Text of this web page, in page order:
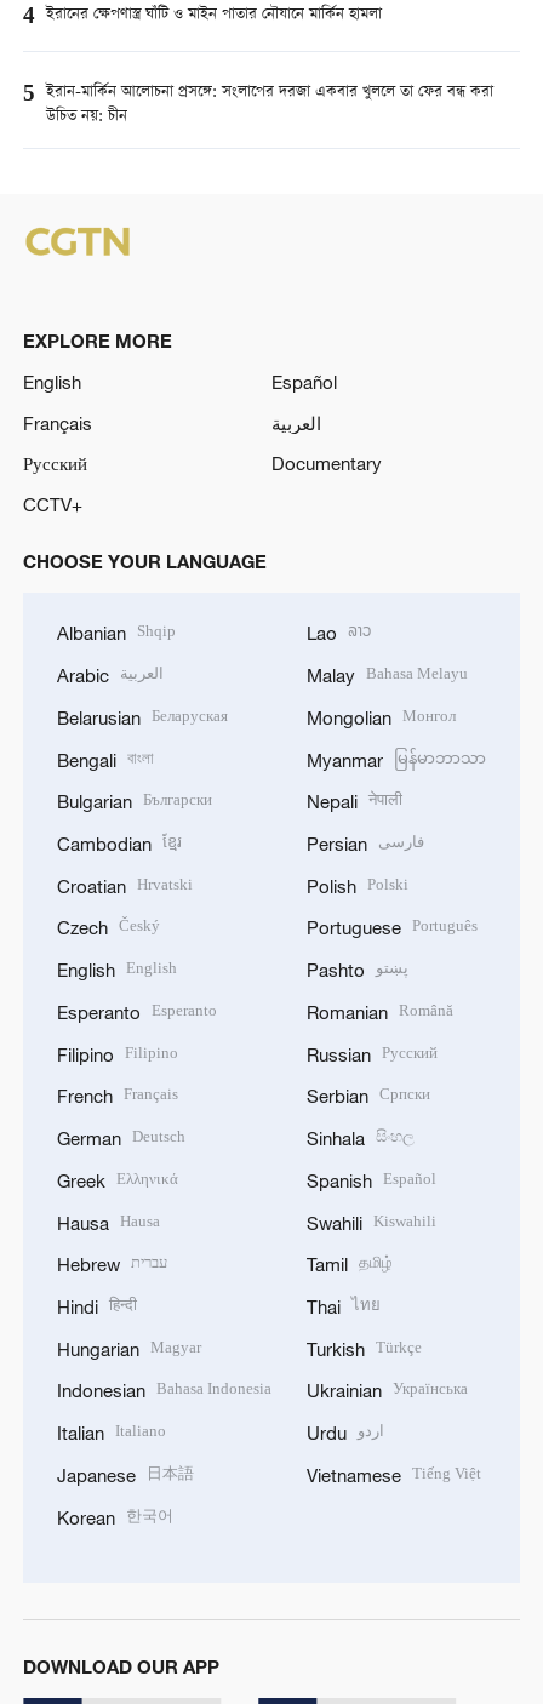
4 ইরানের ক্ষেপণাস্ত্র ঘাঁটি ও মাইন পাতার নৌযানে মার্কিন হামলা
5 ইরান-মার্কিন আলোচনা প্রসঙ্গে: সংলাপের দরজা একবার খুললে তা ফের বন্ধ করা
উচিত নয়: চীন
EXPLORE MORE
English
Español
Français
العربية
Русский
Documentary
CCTV+
CHOOSE YOUR LANGUAGE
Albanian Shqip
Arabic العربية
Belarusian Беларуская
Bengali বাংলা
Bulgarian Български
Cambodian ខ្មែរ
Croatian Hrvatski
Czech Český
English English
Esperanto Esperanto
Filipino Filipino
French Français
German Deutsch
Greek Ελληνικά
Hausa Hausa
Hebrew עברית
Hindi हिन्दी
Hungarian Magyar
Indonesian Bahasa Indonesia
Italian Italiano
Japanese 日本語
Korean 한국어
Lao ລາວ
Malay Bahasa Melayu
Mongolian Монгол
Myanmar မြန်မာဘာသာ
Nepali नेपाली
Persian فارسی
Polish Polski
Portuguese Português
Pashto پښتو
Romanian Română
Russian Русский
Serbian Српски
Sinhala සිංහල
Spanish Español
Swahili Kiswahili
Tamil தமிழ்
Thai ไทย
Turkish Türkçe
Ukrainian Українська
Urdu اردو
Vietnamese Tiếng Việt
DOWNLOAD OUR APP